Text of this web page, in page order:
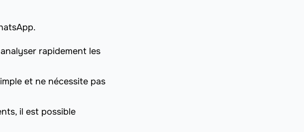
rapidement les
et ne nécessite pas
il est possible